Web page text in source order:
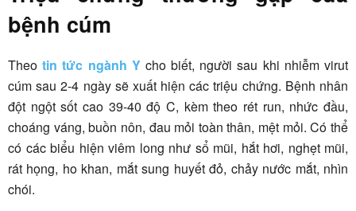
bệnh cúm
Theotin tức ngành Ycho biết, người sau khi nhiễm virut
cúm sau 2-4 ngày sẽ xuất hiện các triệu chứng. Bệnh nhân
đột ngột sốt cao 39-40 độ C, kèm theo rét run, nhức đầu,
choáng váng, buồn nôn, đau mỏi toàn thân, mệt mỏi. Có thể
có các biểu hiện viêm long như sổ mũi, hắt hơi, nghẹt mũi,
rát họng, ho khan, mắt sung huyết đỏ, chảy nước mắt, nhìn
chói.